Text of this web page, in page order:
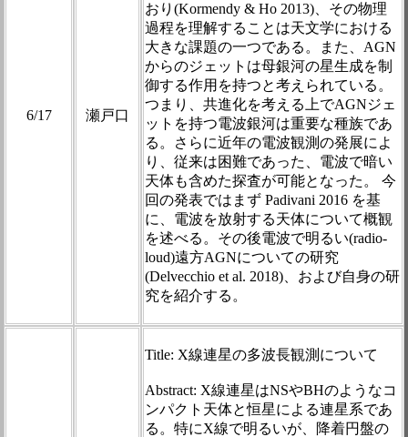
6/17 瀬戸口
おり(Kormendy & Ho 2013)、その物理
過程を理解することは天文学における
大きな課題の一つである。また、AGN
からのジェットは母銀河の星生成を制
御する作用を持つと考えられている。
つまり、共進化を考える上でAGNジェ
ットを持つ電波銀河は重要な種族であ
る。さらに近年の電波観測の発展によ
り、従来は困難であった、電波で暗い
天体も含めた探査が可能となった。 今
回の発表ではまず Padivani 2016 を基
に、電波を放射する天体について概観
を述べる。その後電波で明るい(radio-
loud)遠方AGNについての研究
(Delvecchio et al. 2018)、および自身の研
究を紹介する。
Title: X線連星の多波長観測について
Abstract: X線連星はNSやBHのようなコ
ンパクト天体と恒星による連星系であ
る。特にX線で明るいが、降着円盤の